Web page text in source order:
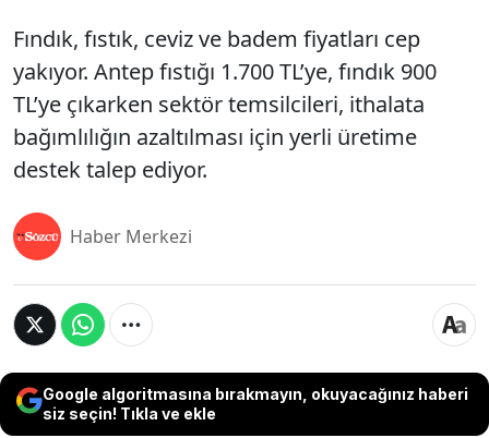
Fındık, fıstık, ceviz ve badem fiyatları cep
yakıyor. Antep fıstığı 1.700 TL’ye, fındık 900
TL’ye çıkarken sektör temsilcileri, ithalata
bağımlılığın azaltılması için yerli üretime
destek talep ediyor.
Haber Merkezi
Google algoritmasına bırakmayın, okuyacağınız haberi
siz seçin! Tıkla ve ekle